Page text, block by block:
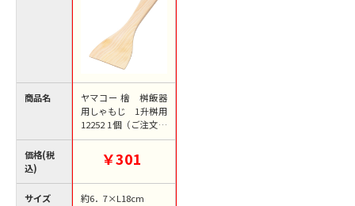
商品名
価格(税
込)
サイズ
ヤマコー 檜 桝飯器
用しゃもじ 1升桝用
12252 1個（ご注文単
位1個）【直送品】
￥301
約6．7×L18cm